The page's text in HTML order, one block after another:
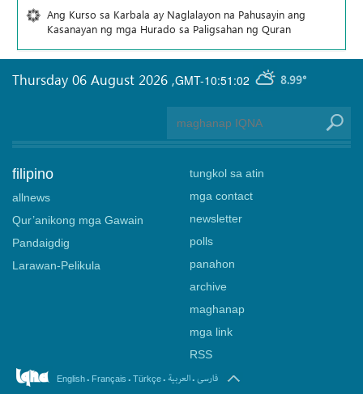
Ang Kurso sa Karbala ay Naglalayon na Pahusayin ang
Kasanayan ng mga Hurado sa Paligsahan ng Quran
GMT-10:51:02 8.99°
Thursday 06 August 2026 ,
filipino
allnews
Qur’anikong mga Gawain
Pandaigdig
Larawan-Pelikula
tungkol sa atin
mga contact
newsletter
polls
panahon
archive
maghanap
mga link
RSS
English. Français . Türkçe. العربیة.فارسی